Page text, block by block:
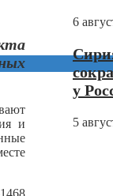
и
6
у
5